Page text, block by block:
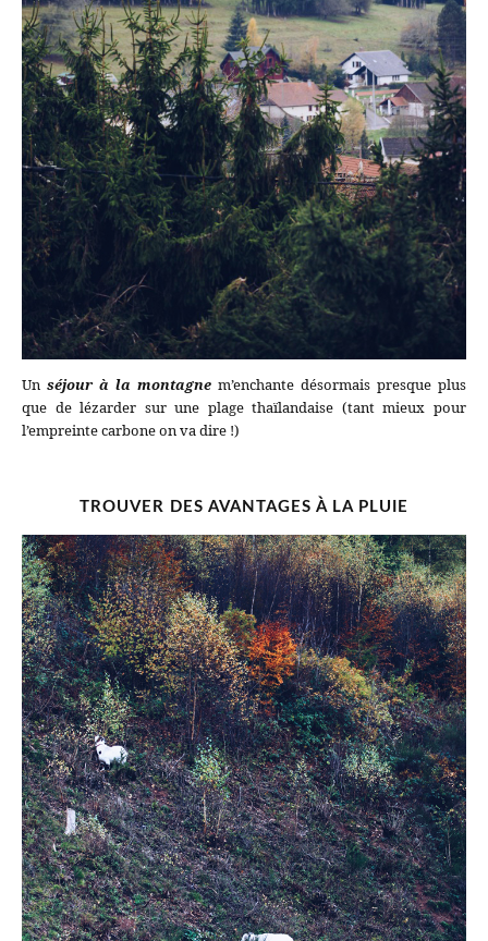
Un séjour à la montagne m’enchante désormais presque plus
que de lézarder sur une plage thaïlandaise (tant mieux pour
l’empreinte carbone on va dire !)
TROUVER DES AVANTAGES À LA PLUIE